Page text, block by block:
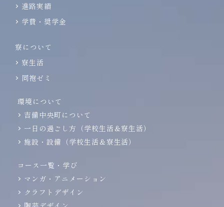
進路実績
学費・奨学金
寮について
寮生活
同袍ゼミ
環境について
吉備中央町について
一日の過ごし方（学校生活＆寮生活）
施設・設備（学校生活＆寮生活）
コース一覧・学び
マンガ・アニメーション
クラフトデザイン